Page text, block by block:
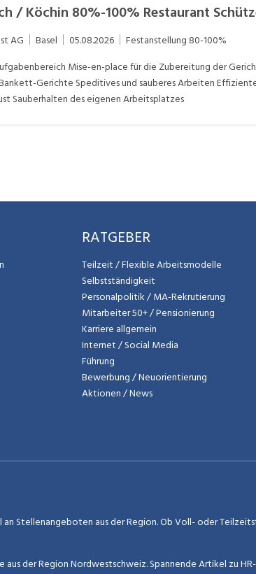
/ Köchin 80%-100% Restaurant
AG Basel 05.08.2026 Festanstellung 80-100%
en-place für die Zubereitung der Gerichte Zubereitung der à Carte
Speditives und sauberes Arbeiten Effizientes Arbeiten mit geringem
Verlust Sauberhalten des eigenen Arbeitsplatzes
RATGEBER
Teilzeit / Flexible Arbeitsmodelle
Selbstständigkeit
Personalpolitik / MA-Rekrutierung
Mitarbeiter 50+ / Pensionierung
Karriere allgemein
Internet / Social Media
Führung
Bewerbung / Neuorientierung
Aktionen / News
Stellenangeboten aus der Region. Ob Voll- oder
der Region Nordwestschweiz. Spannende Artikel zu